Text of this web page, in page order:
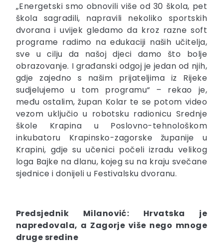
„Energetski smo obnovili više od 30 škola, pet
škola sagradili, napravili nekoliko sportskih
dvorana i uvijek gledamo da kroz razne soft
programe radimo na edukaciji naših učitelja,
sve u cilju da našoj djeci damo što bolje
obrazovanje. I građanski odgoj je jedan od njih,
gdje zajedno s našim prijateljima iz Rijeke
sudjelujemo u tom programu“ – rekao je,
među ostalim, župan Kolar te se potom video
vezom uključio u robotsku radionicu Srednje
škole Krapina u Poslovno-tehnološkom
inkubatoru Krapinsko-zagorske županije u
Krapini, gdje su učenici počeli izradu velikog
loga Bajke na dlanu, kojeg su na kraju svečane
sjednice i donijeli u Festivalsku dvoranu.
Predsjednik Milanović: Hrvatska je
napredovala, a Zagorje više nego mnoge
druge sredine